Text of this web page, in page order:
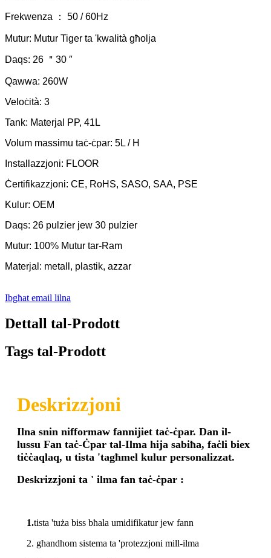
Frekwenza ： 50 / 60Hz
Mutur: Mutur Tiger ta 'kwalità għolja
Daqs: 26 ＂30 ″
Qawwa: 260W
Veloċità: 3
Tank: Materjal PP, 41L
Volum massimu taċ-ċpar: 5L / H
Installazzjoni: FLOOR
Ċertifikazzjoni: CE, RoHS, SASO, SAA, PSE
Kulur: OEM
Daqs: 26 pulzier jew 30 pulzier
Mutur: 100% Mutur tar-Ram
Materjal: metall, plastik, azzar
Ibgħat email lilna
Dettall tal-Prodott
Tags tal-Prodott
Deskrizzjoni
Ilna snin nifformaw fannijiet taċ-ċpar. Dan il-
lussu Fan taċ-Ċpar tal-Ilma hija sabiħa, faċli biex
tiċċaqlaq, u tista 'tagħmel kulur personalizzat.
Deskrizzjoni ta ' ilma fan taċ-ċpar :
1.tista 'tuża biss bħala umidifikatur jew fann
2. għandhom sistema ta 'protezzjoni mill-ilma